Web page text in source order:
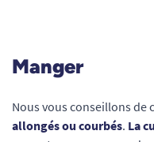
Manger
Nous vous conseillons de
allongés ou courbés. La